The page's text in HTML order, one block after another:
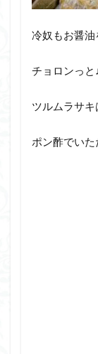
冷奴もお醤油
チョロンっ
ツルムラサキ
ポン酢でい